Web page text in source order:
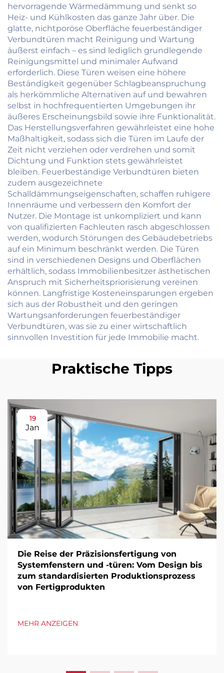
hervorragende Wärmedämmung und senkt so
Heiz- und Kühlkosten das ganze Jahr über. Die
glatte, nichtporöse Oberfläche feuerbeständiger
Verbundtüren macht Reinigung und Wartung
äußerst einfach – es sind lediglich grundlegende
Reinigungsmittel und minimaler Aufwand
erforderlich. Diese Türen weisen eine höhere
Beständigkeit gegenüber Schlagbeanspruchung
als herkömmliche Alternativen auf und bewahren
selbst in hochfrequentierten Umgebungen ihr
äußeres Erscheinungsbild sowie ihre Funktionalität.
Das Herstellungsverfahren gewährleistet eine hohe
Maßhaltigkeit, sodass sich die Türen im Laufe der
Zeit nicht verziehen oder verdrehen und somit
Dichtung und Funktion stets gewährleistet
bleiben. Feuerbeständige Verbundtüren bieten
zudem ausgezeichnete
Schalldämmungseigenschaften, schaffen ruhigere
Innenräume und verbessern den Komfort der
Nutzer. Die Montage ist unkompliziert und kann
von qualifizierten Fachleuten rasch abgeschlossen
werden, wodurch Störungen des Gebäudebetriebs
auf ein Minimum beschränkt werden. Die Türen
sind in verschiedenen Designs und Oberflächen
erhältlich, sodass Immobilienbesitzer ästhetischen
Anspruch mit Sicherheitspriorisierung vereinen
können. Langfristige Kosteneinsparungen ergeben
sich aus der Robustheit und den geringen
Wartungsanforderungen feuerbeständiger
Verbundtüren, was sie zu einer wirtschaftlich
sinnvollen Investition für jede Immobilie macht.
Praktische Tipps
19
Jan
Die Reise der Präzisionsfertigung von
Systemfenstern und -türen: Vom Design bis
zum standardisierten Produktionsprozess
von Fertigprodukten
MEHR ANZEIGEN